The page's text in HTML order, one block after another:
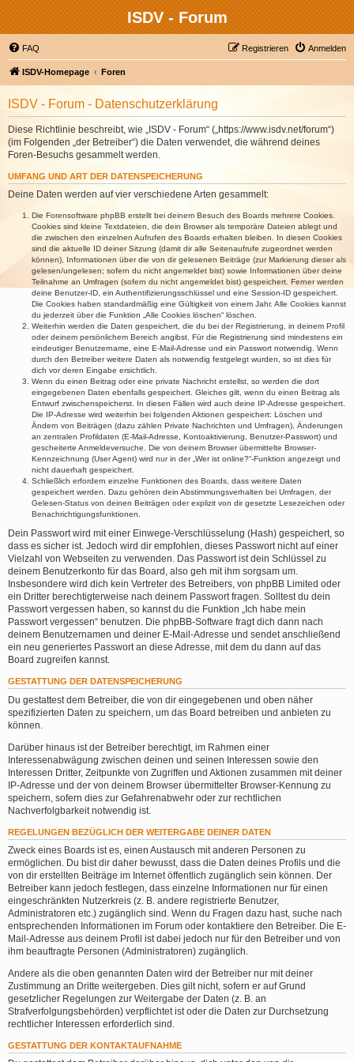
ISDV - Forum
FAQ Anmelden
Registrieren
ISDV-Homepage Foren
ISDV - Forum - Datenschutzerklärung
Diese Richtlinie beschreibt, wie „ISDV - Forum“ („https://www.isdv.net/forum“)
(im Folgenden „der Betreiber“) die Daten verwendet, die während deines
Foren-Besuchs gesammelt werden.
UMFANG UND ART DER DATENSPEICHERUNG
Deine Daten werden auf vier verschiedene Arten gesammelt:
Die Forensoftware phpBB erstellt bei deinem Besuch des Boards mehrere Cookies.
Cookies sind kleine Textdateien, die dein Browser als temporäre Dateien ablegt und
die zwischen den einzelnen Aufrufen des Boards erhalten bleiben. In diesen Cookies
sind die aktuelle ID deiner Sitzung (damit dir alle Seitenaufrufe zugeordnet werden
können), Informationen über die von dir gelesenen Beiträge (zur Markierung dieser als
gelesen/ungelesen; sofern du nicht angemeldet bist) sowie Informationen über deine
Teilnahme an Umfragen (sofern du nicht angemeldet bist) gespeichert. Ferner werden
deine Benutzer-ID, ein Authentifizierungsschlüssel und eine Session-ID gespeichert.
Die Cookies haben standardmäßig eine Gültigkeit von einem Jahr. Alle Cookies kannst
du jederzeit über die Funktion „Alle Cookies löschen“ löschen.
Weiterhin werden die Daten gespeichert, die du bei der Registrierung, in deinem Profil
oder deinem persönlichem Bereich angibst. Für die Registrierung sind mindestens ein
eindeutiger Benutzername, eine E-Mail-Adresse und ein Passwort notwendig. Wenn
durch den Betreiber weitere Daten als notwendig festgelegt wurden, so ist dies für
dich vor deren Eingabe ersichtlich.
Wenn du einen Beitrag oder eine private Nachricht erstellst, so werden die dort
eingegebenen Daten ebenfalls gespeichert. Gleiches gilt, wenn du einen Beitrag als
Entwurf zwischenspeicherst. In diesen Fällen wird auch deine IP-Adresse gespeichert.
Die IP-Adresse wird weiterhin bei folgenden Aktionen gespeichert: Löschen und
Ändern von Beiträgen (dazu zählen Private Nachrichten und Umfragen), Änderungen
an zentralen Profildaten (E-Mail-Adresse, Kontoaktivierung, Benutzer-Passwort) und
gescheiterte Anmeldeversuche. Die von deinem Browser übermittelte Browser-
Kennzeichnung (User Agent) wird nur in der „Wer ist online?“-Funktion angezeigt und
nicht dauerhaft gespeichert.
Schließlich erfordern einzelne Funktionen des Boards, dass weitere Daten
gespeichert werden. Dazu gehören dein Abstimmungsverhalten bei Umfragen, der
Gelesen-Status von deinen Beiträgen oder explizit von dir gesetzte Lesezeichen oder
Benachrichtigungsfunktionen.
Dein Passwort wird mit einer Einwege-Verschlüsselung (Hash) gespeichert, so
dass es sicher ist. Jedoch wird dir empfohlen, dieses Passwort nicht auf einer
Vielzahl von Webseiten zu verwenden. Das Passwort ist dein Schlüssel zu
deinem Benutzerkonto für das Board, also geh mit ihm sorgsam um.
Insbesondere wird dich kein Vertreter des Betreibers, von phpBB Limited oder
ein Dritter berechtigterweise nach deinem Passwort fragen. Solltest du dein
Passwort vergessen haben, so kannst du die Funktion „Ich habe mein
Passwort vergessen“ benutzen. Die phpBB-Software fragt dich dann nach
deinem Benutzernamen und deiner E-Mail-Adresse und sendet anschließend
ein neu generiertes Passwort an diese Adresse, mit dem du dann auf das
Board zugreifen kannst.
GESTATTUNG DER DATENSPEICHERUNG
Du gestattest dem Betreiber, die von dir eingegebenen und oben näher
spezifizierten Daten zu speichern, um das Board betreiben und anbieten zu
können.
Darüber hinaus ist der Betreiber berechtigt, im Rahmen einer
Interessenabwägung zwischen deinen und seinen Interessen sowie den
Interessen Dritter, Zeitpunkte von Zugriffen und Aktionen zusammen mit deiner
IP-Adresse und der von deinem Browser übermittelter Browser-Kennung zu
speichern, sofern dies zur Gefahrenabwehr oder zur rechtlichen
Nachverfolgbarkeit notwendig ist.
REGELUNGEN BEZÜGLICH DER WEITERGABE DEINER DATEN
Zweck eines Boards ist es, einen Austausch mit anderen Personen zu
ermöglichen. Du bist dir daher bewusst, dass die Daten deines Profils und die
von dir erstellten Beiträge im Internet öffentlich zugänglich sein können. Der
Betreiber kann jedoch festlegen, dass einzelne Informationen nur für einen
eingeschränkten Nutzerkreis (z. B. andere registrierte Benutzer,
Administratoren etc.) zugänglich sind. Wenn du Fragen dazu hast, suche nach
entsprechenden Informationen im Forum oder kontaktiere den Betreiber. Die E-
Mail-Adresse aus deinem Profil ist dabei jedoch nur für den Betreiber und von
ihm beauftragte Personen (Administratoren) zugänglich.
Andere als die oben genannten Daten wird der Betreiber nur mit deiner
Zustimmung an Dritte weitergeben. Dies gilt nicht, sofern er auf Grund
gesetzlicher Regelungen zur Weitergabe der Daten (z. B. an
Strafverfolgungsbehörden) verpflichtet ist oder die Daten zur Durchsetzung
rechtlicher Interessen erforderlich sind.
GESTATTUNG DER KONTAKTAUFNAHME